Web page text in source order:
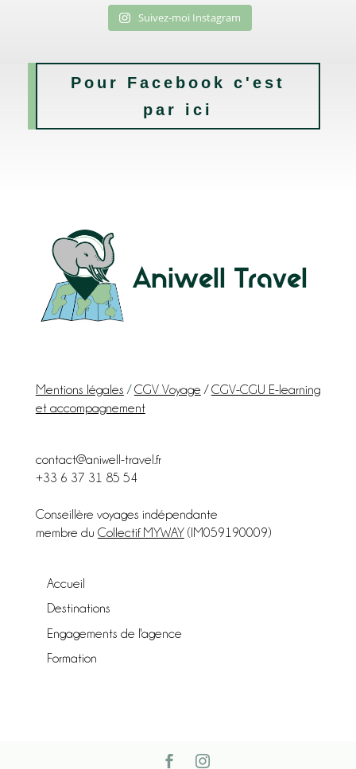
Suivez-moi Instagram
Pour Facebook c'est
par ici
Aniwell Travel
Mentions légales /CGV Voyage /CGV-CGU E-learning
et accompagnement
contact@aniwell-travel.fr
+33 6 37 31 85 54
Conseillère voyages indépendante
membre du Collectif MYWAY(IM059190009)
Accueil
Destinations
Engagements de l'agence
Formation